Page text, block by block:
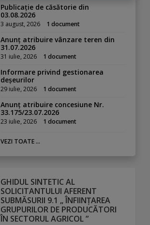
Publicație de căsătorie din
03.08.2026
3 august, 2026 1 document
Anunț atribuire vânzare teren din
31.07.2026
31 iulie, 2026 1 document
Informare privind gestionarea
deșeurilor
29 iulie, 2026 1 document
Anunț atribuire concesiune Nr.
33.175/23.07.2026
23 iulie, 2026 1 document
VEZI TOATE ...
GHIDUL SINTETIC AL
SOLICITANTULUI AFERENT
SUBMĂSURII 9.1 „ ÎNFIINȚAREA
GRUPURILOR DE PRODUCĂTORI
ÎN SECTORUL AGRICOL ”